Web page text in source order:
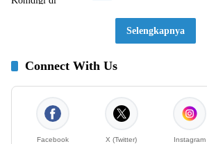
Selengkapnya
Connect With Us
Facebook X (Twitter) Instagram